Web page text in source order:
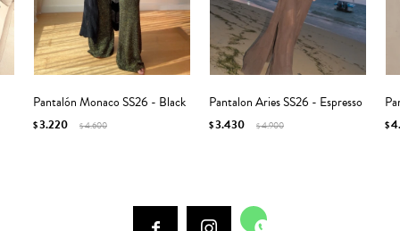
Pantalón Monaco SS26 - Black
$3.220 $4.600
Pantalon Aries SS26 - Espresso
$3.430 $4.900 $